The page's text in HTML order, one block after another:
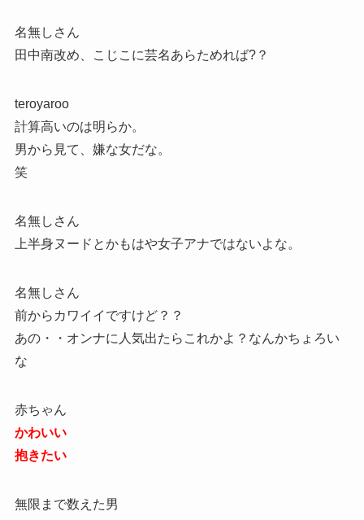
名無しさん
田中南改め、こじこに芸名あらためれば?？
teroyaroo
計算高いのは明らか。
男から見て、嫌な女だな。
笑
名無しさん
上半身ヌードとかもはや女子アナではないよな。
名無しさん
前からカワイイですけど？？
あの・・オンナに人気出たらこれかよ？なんかちょろい
な
赤ちゃん
かわいい
抱きたい
無限まで数えた男